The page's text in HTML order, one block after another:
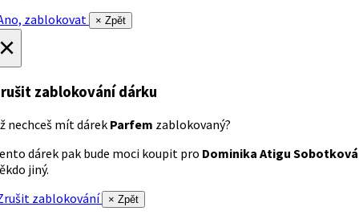
zablokovat
× Zpět
zablokování dárku
nechceš mít dárek Parfem zablokovaný?
dárek pak bude moci koupit pro Dominika Atigu Sobotková
jiný.
zablokování
× Zpět